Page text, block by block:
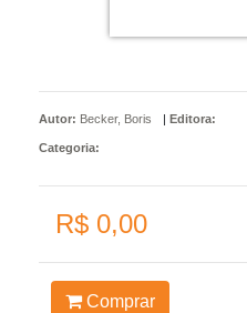
Autor: Becker, Boris | Editora:
Categoria:
R$ 0,00
Comprar